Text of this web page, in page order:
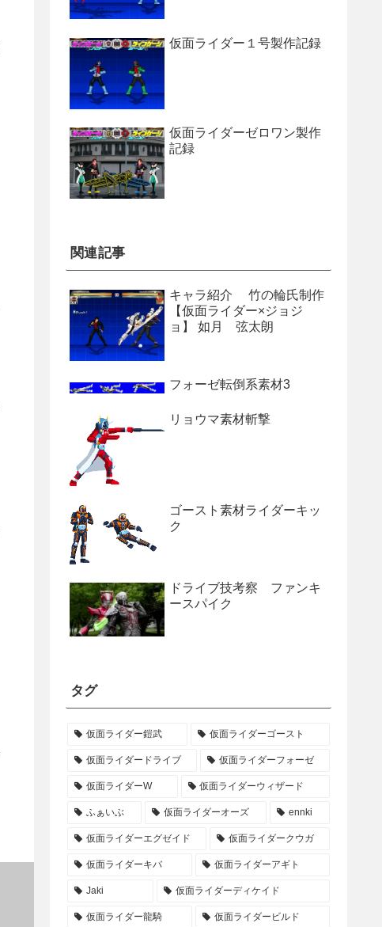
仮面ライダー１号製作記録
仮面ライダーゼロワン製作
記録
関連記事
キャラ紹介 竹の輪氏制作
【仮面ライダー×ジョジ
ョ】 如月 弦太朗
フォーゼ転倒系素材3
リョウマ素材斬撃
ゴースト素材ライダーキッ
ク
ドライブ技考察 ファンキ
ースパイク
タグ
仮面ライダー鎧武 仮面ライダーゴースト
仮面ライダードライブ 仮面ライダーフォーゼ
仮面ライダーW 仮面ライダーウィザード
ふぁいぶ 仮面ライダーオーズ ennki
仮面ライダーエグゼイド 仮面ライダークウガ
仮面ライダーキバ 仮面ライダーアギト
Jaki 仮面ライダーディケイド
仮面ライダー龍騎 仮面ライダービルド